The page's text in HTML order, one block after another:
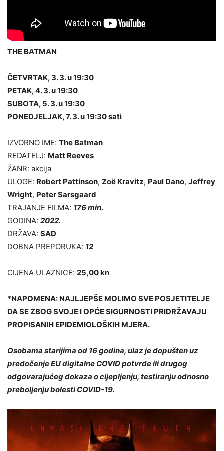
THE BATMAN
ČETVRTAK, 3. 3. u 19:30
PETAK, 4. 3. u 19:30
SUBOTA, 5. 3. u 19:30
PONEDJELJAK, 7. 3. u 19:30 sati
IZVORNO IME: The Batman
REDATELJ: Matt Reeves
ŽANR: akcija
ULOGE: Robert Pattinson, Zoë Kravitz, Paul Dano, Jeffrey
Wright, Peter Sarsgaard
TRAJANJE FILMA: 176 min.
GODINA: 2022.
DRŽAVA: SAD
DOBNA PREPORUKA: 12
CIJENA ULAZNICE: 25,00 kn
*NAPOMENA: NAJLJEPŠE MOLIMO SVE POSJETITELJE
DA SE ZBOG SVOJE I OPĆE SIGURNOSTI PRIDRŽAVAJU
PROPISANIH EPIDEMIOLOŠKIH MJERA.
Osobama starijima od 16 godina, ulaz je dopušten uz
predočenje EU digitalne COVID potvrde ili drugog
odgovarajućeg dokaza o cijepljenju, testiranju odnosno
preboljenju bolesti COVID-19.